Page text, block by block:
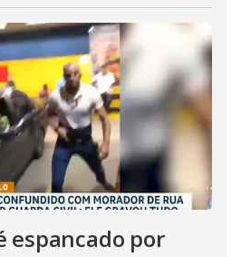
espancado por